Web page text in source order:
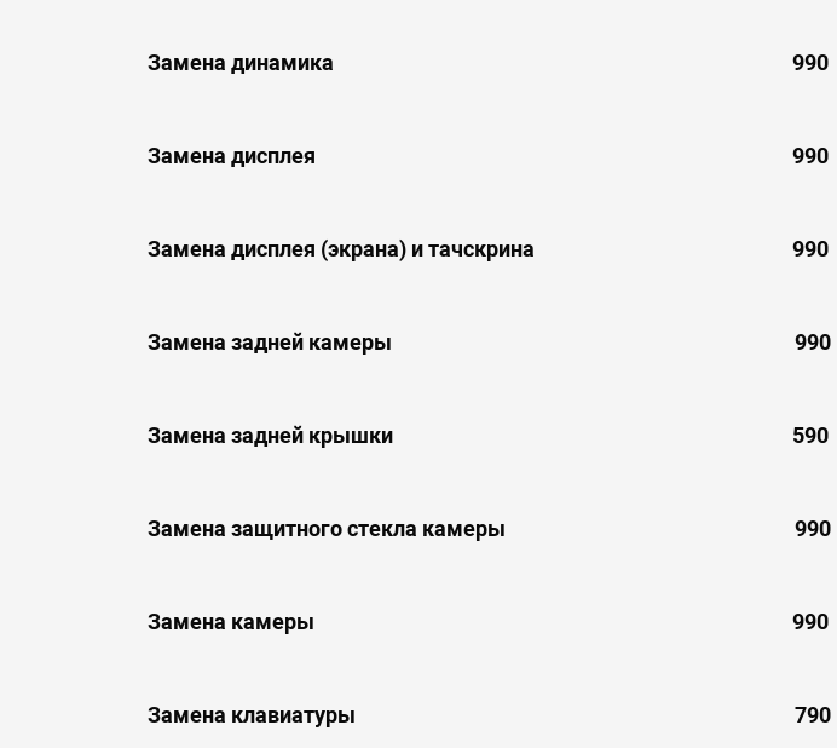
Замена динамика 990
Замена дисплея 990
Замена дисплея (экрана) и тачскрина 990
Замена задней камеры 990
Замена задней крышки 590
Замена защитного стекла камеры 990
Замена камеры 990
Замена клавиатуры 790